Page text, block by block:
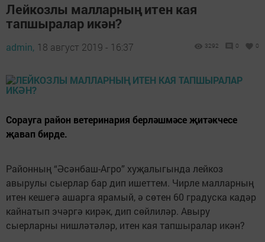
Лейкозлы малларның итен кая
тапшыралар икән?
admin, 18 август 2019 - 16:37 3292 0 0
Сорауга район ветеринария берләшмәсе җитәкчесе
җавап бирде.
Районның “Әсәнбаш-Агро” хуҗалыгында лейкоз
авырулы сыерлар бар дип ишеттем. Чирле малларның
итен кешегә ашарга ярамый, ә сөтен 60 градуска кадәр
кайнатып эчәргә кирәк, дип сөйлиләр. Авыру
сыерларны нишләтәләр, итен кая тапшыралар икән?